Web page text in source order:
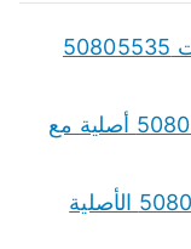
r
قطع غيار شانجان CHANGAN الكويت 50805535
قطع غيار دومي Domi الكويت 50805535 أصلية مع
قطع غيار جيلي Geely الكويت 50805535 الأصلية